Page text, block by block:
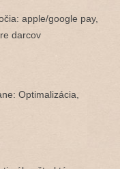
apple/google pay,
darcov
Optimalizácia,